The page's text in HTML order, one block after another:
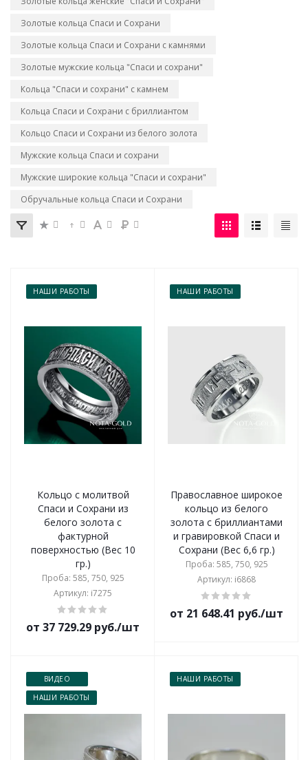
Золотые кольца Спаси и Сохрани
Золотые кольца Спаси и Сохрани с камнями
Золотые мужские кольца "Спаси и сохрани"
Кольца "Спаси и сохрани" с камнем
Кольца Спаси и Сохрани с бриллиантом
Кольцо Спаси и Сохрани из белого золота
Мужские кольца Спаси и сохрани
Мужские широкие кольца "Спаси и сохрани"
Обручальные кольца Спаси и Сохрани
НАШИ РАБОТЫ
Кольцо с молитвой
Спаси и Сохрани из
белого золота с
фактурной
поверхностью (Вес 10
гр.)
Проба: 585, 750, 925
Артикул: i7275
от 37 729.29 руб./шт
НАШИ РАБОТЫ
Православное широкое
кольцо из белого
золота с бриллиантами
и гравировкой Спаси и
Сохрани (Вес 6,6 гр.)
Проба: 585, 750, 925
Артикул: i6868
от 21 648.41 руб./шт
ВИДЕО
НАШИ РАБОТЫ
НАШИ РАБОТЫ